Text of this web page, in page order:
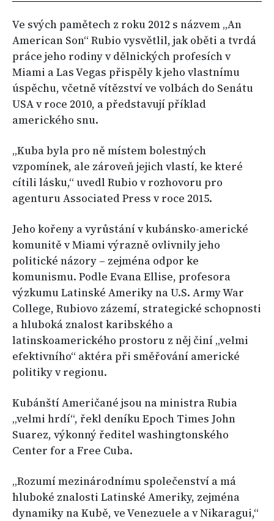
Ve svých pamětech z roku 2012 s názvem „An
American Son“ Rubio vysvětlil, jak oběti a tvrdá
práce jeho rodiny v dělnických profesích v
Miami a Las Vegas přispěly k jeho vlastnímu
úspěchu, včetně vítězství ve volbách do Senátu
USA v roce 2010, a představují příklad
amerického snu.
„Kuba byla pro ně místem bolestných
vzpomínek, ale zároveň jejich vlastí, ke které
cítili lásku,“ uvedl Rubio v rozhovoru pro
agenturu Associated Press v roce 2015.
Jeho kořeny a vyrůstání v kubánsko-americké
komunitě v Miami výrazně ovlivnily jeho
politické názory – zejména odpor ke
komunismu. Podle Evana Ellise, profesora
výzkumu Latinské Ameriky na U.S. Army War
College, Rubiovo zázemí, strategické schopnosti
a hluboká znalost karibského a
latinskoamerického prostoru z něj činí „velmi
efektivního“ aktéra při směřování americké
politiky v regionu.
Kubánští Američané jsou na ministra Rubia
„velmi hrdí“, řekl deníku Epoch Times John
Suarez, výkonný ředitel washingtonského
Center for a Free Cuba.
„Rozumí mezinárodnímu společenství a má
hluboké znalosti Latinské Ameriky, zejména
dynamiky na Kubě, ve Venezuele a v Nikaragui,“